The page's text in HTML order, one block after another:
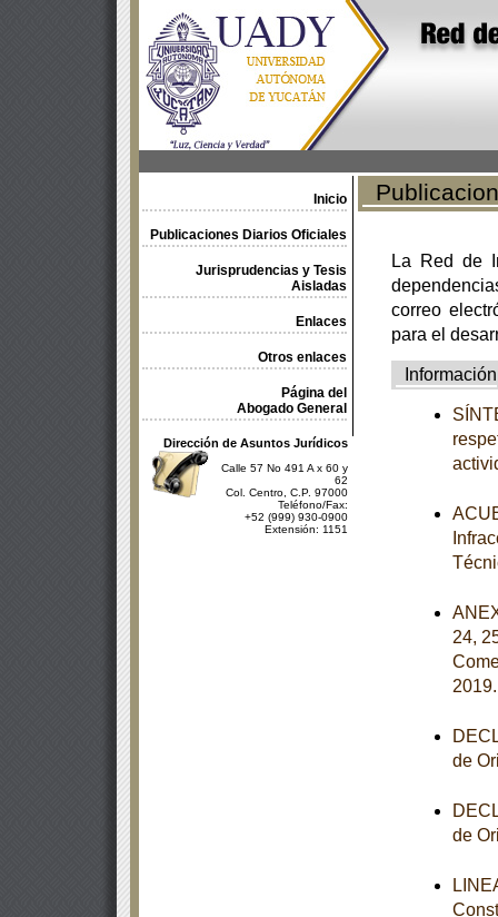
Inicio
Publicaciones Diarios Oficiales
Jurisprudencias y Tesis
Aisladas
Enlaces
Otros enlaces
Página del
Abogado General
Dirección de Asuntos Jurídicos
Calle 57 No 491 A x 60 y
62
Col. Centro, C.P. 97000
Teléfono/Fax:
+52 (999) 930-0900
Extensión: 1151
La Red de
correo
para el
Información
24,
de
de